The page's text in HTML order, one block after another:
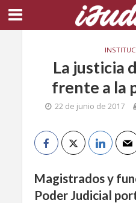
La justicia
frente a la
22 de junio de 2017
Magistrados y
Poder Judicial